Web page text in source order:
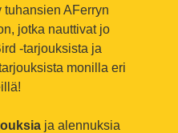
AFerryn
jotka nauttivat jo
-tarjouksista ja
monilla eri
ja alennuksia